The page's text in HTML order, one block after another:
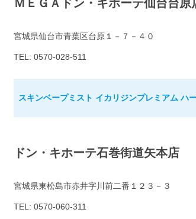
ＭＥＧＡドン・キホーテ仙台台原
宮城県仙台市青葉区台原１－７－４０
TEL: 0570-028-511
スキンベープミスト イカリジンプレミアム ハ
ドン・キホーテ石巻街道矢本店
宮城県東松島市赤井字川前二番１２３－３
TEL: 0570-060-311